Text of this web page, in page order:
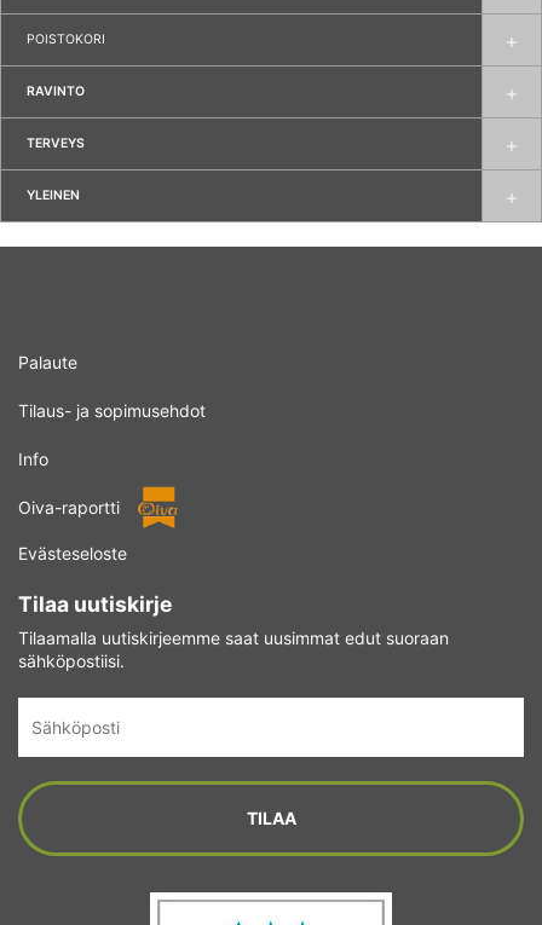
POISTOKORI
RAVINTO
TERVEYS
YLEINEN
Palaute
Tilaus- ja sopimusehdot
Info
Oiva-raportti
Evästeseloste
Tilaa uutiskirje
Tilaamalla uutiskirjeemme saat uusimmat edut suoraan
sähköpostiisi.